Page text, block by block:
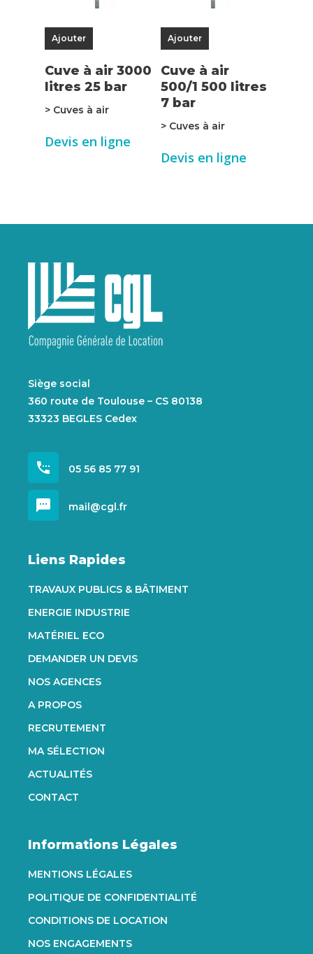
Ajouter
Cuve à air 3000
litres 25 bar
> Cuves à air
Devis en ligne
Ajouter
Cuve à air
500/1 500 litres
7 bar
> Cuves à air
Devis en ligne
Siège social
360 route de Toulouse – CS 80138
33323 BEGLES Cedex
settings_phone 05 56 85 77 91
sms mail@cgl.fr
Liens Rapides
TRAVAUX PUBLICS & BÂTIMENT
ENERGIE INDUSTRIE
MATÉRIEL ECO
DEMANDER UN DEVIS
NOS AGENCES
A PROPOS
RECRUTEMENT
MA SÉLECTION
ACTUALITÉS
CONTACT
Informations Légales
MENTIONS LÉGALES
POLITIQUE DE CONFIDENTIALITÉ
CONDITIONS DE LOCATION
NOS ENGAGEMENTS